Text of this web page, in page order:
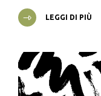
LEGGI DI PIÙ